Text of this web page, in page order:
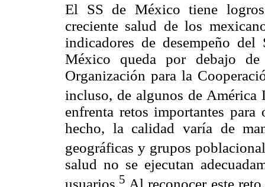
El SS de México tiene
creciente salud de los
indicadores de desempeño
México queda por debajo
Organización para la
incluso, de algunos de América
enfrenta retos importantes
hecho, la calidad varía de
geográficas y grupos
salud no se ejecutan
5